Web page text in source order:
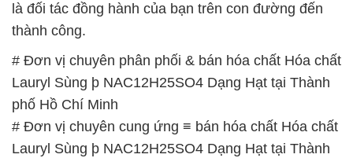
là đối tác đồng hành của bạn trên con đường đến
thành công.
# Đơn vị chuyên phân phối & bán hóa chất Hóa chất
Lauryl Sùng þ NAC12H25SO4 Dạng Hạt tại Thành
phố Hồ Chí Minh
# Đơn vị chuyên cung ứng ≡ bán hóa chất Hóa chất
Lauryl Sùng þ NAC12H25SO4 Dạng Hạt tại Thành